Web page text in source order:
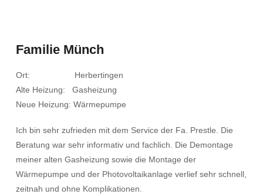
Familie Münch
Ort: Herbertingen
Alte Heizung: Gasheizung
Neue Heizung: Wärmepumpe
Ich bin sehr zufrieden mit dem Service der Fa. Prestle. Die
Beratung war sehr informativ und fachlich. Die Demontage
meiner alten Gasheizung sowie die Montage der
Wärmepumpe und der Photovoltaikanlage verlief sehr schnell,
zeitnah und ohne Komplikationen.